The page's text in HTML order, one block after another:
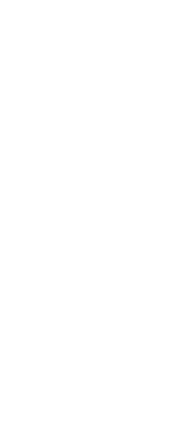
eixa és la seua democràcia: